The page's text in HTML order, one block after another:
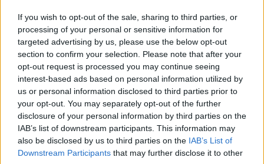
If you wish to opt-out of the sale, sharing to third parties, or
processing of your personal or sensitive information for
targeted advertising by us, please use the below opt-out
section to confirm your selection. Please note that after your
opt-out request is processed you may continue seeing
interest-based ads based on personal information utilized by
us or personal information disclosed to third parties prior to
your opt-out. You may separately opt-out of the further
disclosure of your personal information by third parties on the
IAB’s list of downstream participants. This information may
also be disclosed by us to third parties on the IAB’s List of
Downstream Participants that may further disclose it to other
osseo per aver raggiuntonel 2024 l’indice di donazione più
alto.Il Centro, di cui è responsabile il biologo Marco Fabbri,
affiancato dalle colleghe Sabrina Gabbriellini ed Elena
Ciabatti,svolge la sua attività sia nel sensibilizzare la popolazione
sull’importanza della donazione di cellule staminali da donatore
adulto – reclutando nuovi donatori insieme alle associazioni di
volontariato - sia nella gestione di loro, una volta che i Centri
trapianti nazionali e internazionali li hanno selezionati per il
percorso di donazione attraverso il registro.
Il riconoscimento è stato consegnato aMarco Fabbridurante
l’annuale riunione del Registro tenutasi il 20 febbraio scorso a
Roma all’Istituto superiore di sanità (Iss). Nel ricevere il premio,